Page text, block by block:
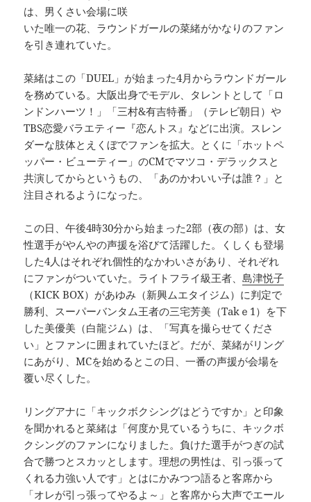
は、男くさい会場に咲
いた唯一の花、ラウンドガールの菜緒がかなりのファン
を引き連れていた。
菜緒はこの「DUEL」が始まった4月からラウンドガール
を務めている。大阪出身でモデル、タレントとして「ロ
ンドンハーツ！」「三村&有吉特番」（テレビ朝日）や
TBS恋愛バラエティー『恋んトス』などに出演。スレン
ダーな肢体とえくぼでファンを拡大。とくに「ホットペ
ッパー・ビューティー」のCMでマツコ・デラックスと
共演してからというもの、「あのかわいい子は誰？」と
注目されるようになった。
この日、午後4時30分から始まった2部（夜の部）は、女
性選手がやんやの声援を浴びて活躍した。くしくも登場
した4人はそれぞれ個性的なかわいさがあり、それぞれ
にファンがついていた。ライトフライ級王者、島津悦子
（KICK BOX）があゆみ（新興ムエタイジム）に判定で
勝利、スーパーバンタム王者の三宅芳美（Takｅ1）を下
した美優美（白龍ジム）は、「写真を撮らせてくださ
い」とファンに囲まれていたほど。だが、菜緒がリング
にあがり、MCを始めるとこの日、一番の声援が会場を
覆い尽くした。
リングアナに「キックボクシングはどうですか」と印象
を聞かれると菜緒は「何度か見ているうちに、キックボ
クシングのファンになりました。負けた選手がつぎの試
合で勝つとスカッとします。理想の男性は、引っ張って
くれる力強い人です」とはにかみつつ語ると客席から
「オレが引っ張ってやるよ～」と客席から大声でエール